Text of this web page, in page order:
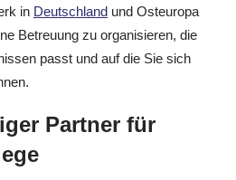
in Deutschland und Osteuropa
Betreuung zu organisieren, die
passt und auf die Sie sich
Partner für